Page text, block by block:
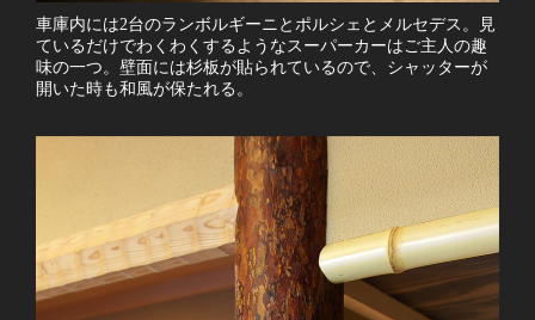
車庫内には2台のランボルギーニとポルシェとメルセデス。見
ているだけでわくわくするようなスーパーカーはご主人の趣
味の一つ。壁面には杉板が貼られているので、シャッターが
開いた時も和風が保たれる。